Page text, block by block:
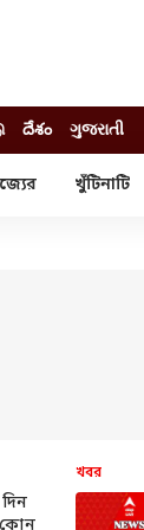
దేశం ગુજરાતી
খুঁটিনাটি
খবর